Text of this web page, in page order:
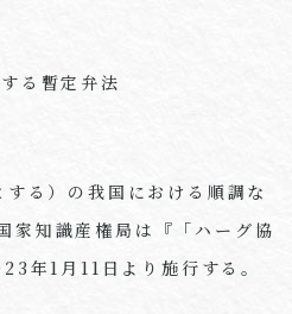
る暫定弁法
る）の我国における順調な
家知識産権局は『「ハーグ協
年1月11日より施行する。